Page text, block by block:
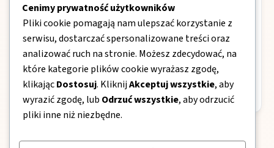
brakuje pomysłów?
Co ugotować dobrego na obiad, gdy brakuje pomysłów?
Najszybciej sprawdzają się proste kierunki: dania
makaronowe z błyskawicznymi sosami, dania jajeczne…
ExoticRestaurants.pl
23… 7 Następne →
Cenimy prywatność użytkowników
Pliki cookie pomagają nam ulepszać korzystanie z
serwisu, dostarczać spersonalizowane treści oraz
analizować ruch na stronie. Możesz zdecydować, na
które kategorie plików cookie wyrażasz zgodę,
klikającDostosuj. KliknijAkceptuj wszystkie, aby
wyrazić zgodę, lub Odrzuć wszystkie, aby odrzucić
pliki inne niż niezbędne.